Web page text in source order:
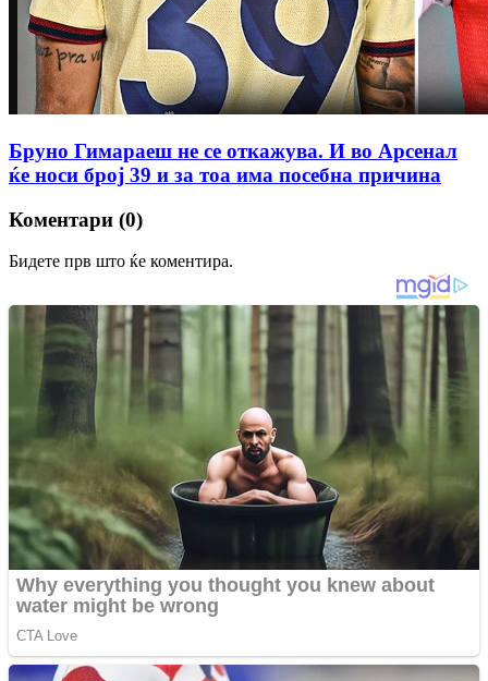
Бруно Гимараеш не се откажува. И во Арсенал
ќе носи број 39 и за тоа има посебна причина
Коментари (0)
Бидете прв што ќе коментира.